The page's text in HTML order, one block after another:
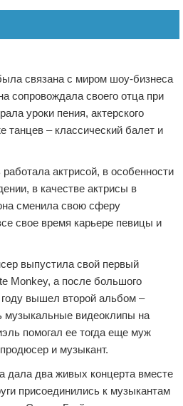
связана с миром шоу-бизнеса
сопровождала своего отца при
уроки пения, актерского
танцев – классический балет и
актрисой, в особенности
в качестве актрисы в
сменила свою сферу
свое время карьере певицы и
выпустила свой первый
Monkey, а после большого
вышел второй альбом –
музыкальные видеоклипы на
помогал ее тогда еще муж
и музыкант.
дала два живых концерта вместе
присоединились к музыкантам